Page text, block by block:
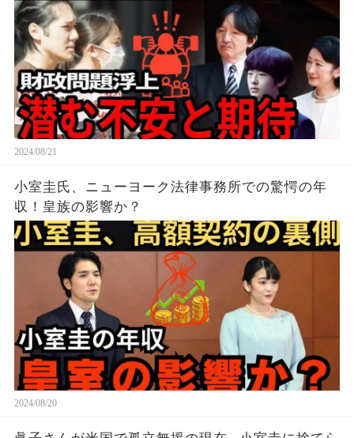
2024/08/21
小室圭氏、ニューヨーク法律事務所での驚愕の年
収！皇族の影響か？
2024/08/20